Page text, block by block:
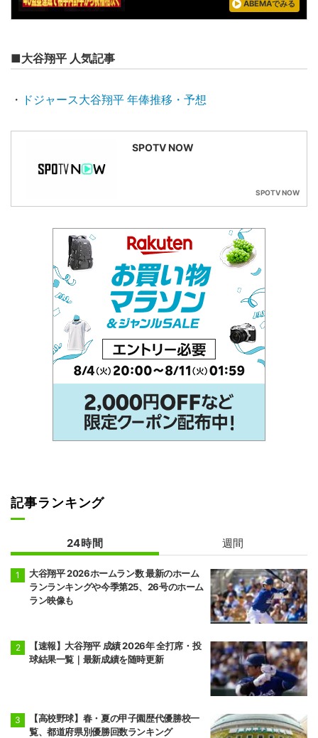
ABEMAでみる
■大谷翔平 人気記事
・ ドジャース大谷翔平 年俸推移・予想
SPOTV NOW
SPOTV NOW
記事ランキング
24時間 週間
大谷翔平 2026ホームラン数 最新のホーム
ランランキングや今季第25、26号のホーム
ラン映像も
【速報】大谷翔平 成績 2026年 全打席・投
球結果一覧｜最新成績を随時更新
【高校野球】春・夏の甲子園歴代優勝校一
覧、都道府県別優勝回数ランキング